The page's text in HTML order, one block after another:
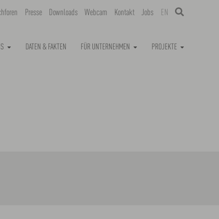
DATEN & FAKTEN FÜR UNTERNEHMEN PROJEKTE
Presse Downloads Webcam Kontakt Jobs EN